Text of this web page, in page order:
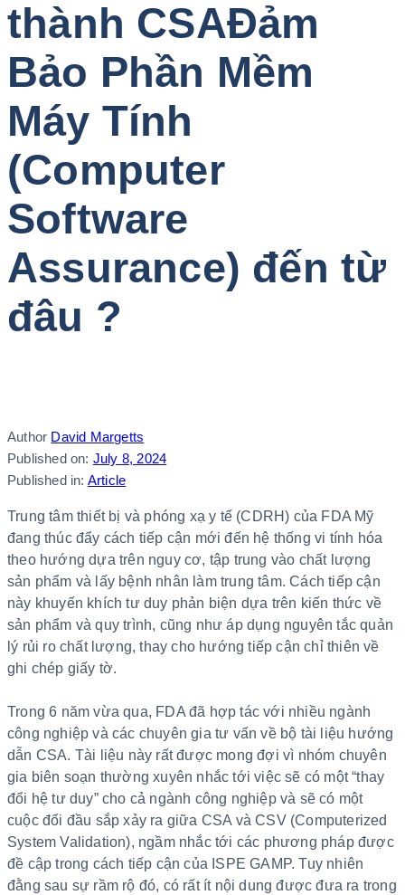
thành CSAĐảm
Bảo Phần Mềm
Máy Tính
(Computer
Software
Assurance) đến từ
đâu ?
Author David Margetts
Published on: July 8, 2024
Published in: Article
Trung tâm thiết bị và phóng xạ y tế (CDRH) của FDA Mỹ
đang thúc đẩy cách tiếp cận mới đến hệ thống vi tính hóa
theo hướng dựa trên nguy cơ, tập trung vào chất lượng
sản phẩm và lấy bệnh nhân làm trung tâm. Cách tiếp cận
này khuyến khích tư duy phản biện dựa trên kiến thức về
sản phẩm và quy trình, cũng như áp dụng nguyên tắc quản
lý rủi ro chất lượng, thay cho hướng tiếp cận chỉ thiên về
ghi chép giấy tờ.
Trong 6 năm vừa qua, FDA đã hợp tác với nhiều ngành
công nghiệp và các chuyên gia tư vấn về bộ tài liệu hướng
dẫn CSA. Tài liệu này rất được mong đợi vì nhóm chuyên
gia biên soạn thường xuyên nhắc tới việc sẽ có một “thay
đổi hệ tư duy” cho cả ngành công nghiệp và sẽ có một
cuộc đối đầu sắp xảy ra giữa CSA và CSV (Computerized
System Validation), ngầm nhắc tới các phương pháp được
đề cập trong cách tiếp cận của ISPE GAMP. Tuy nhiên
đằng sau sự rầm rộ đó, có rất ít nội dung được đưa ra trong